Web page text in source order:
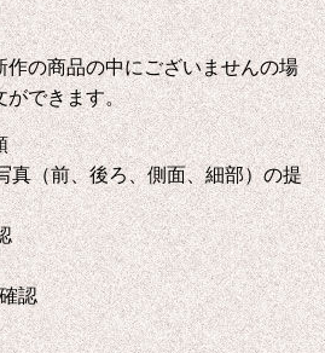
の商品の中にございませんの場
ができます。
真（前、後ろ、側面、細部）の提
認